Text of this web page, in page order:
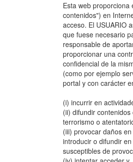
Esta web
contenidos") en
acceso. El USUARIO
que fuese necesario
responsable de
proporcionar una
confidencial de la
(como por ejemplo
portal y con carácter
(i) incurrir en
(ii) difundir
terrorismo o
(iii) provocar daños
introducir o difundir
susceptibles de